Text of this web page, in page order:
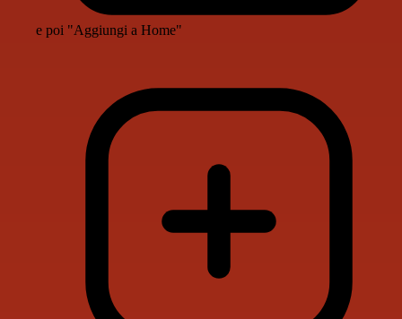
e poi "Aggiungi a Home"